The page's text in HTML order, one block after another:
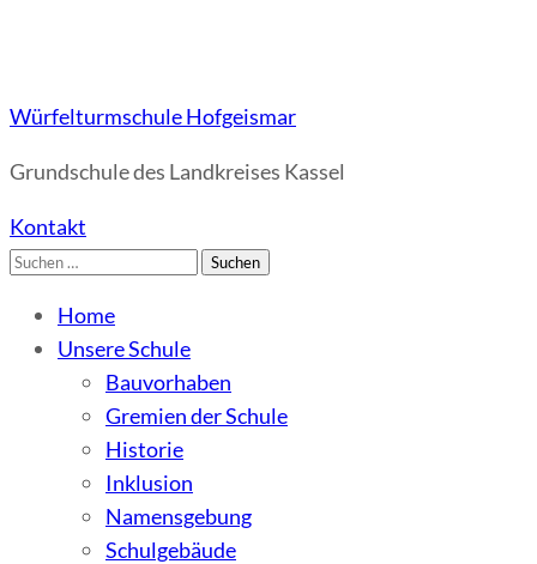
Würfelturmschule Hofgeismar
Grundschule des Landkreises Kassel
Kontakt
Suchen
Home
Unsere Schule
Bauvorhaben
Gremien der Schule
Historie
Inklusion
Namensgebung
Schulgebäude